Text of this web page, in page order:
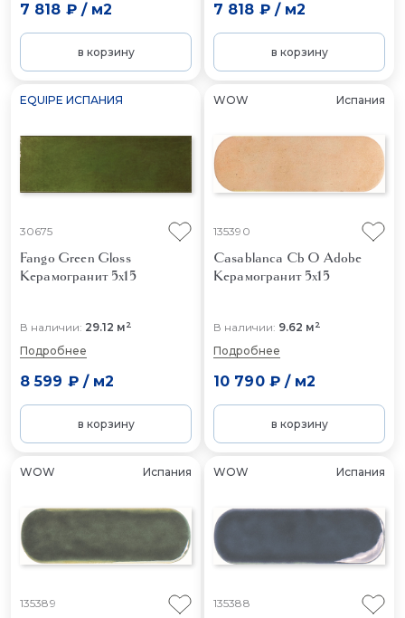
7 818 ₽/ м2
в корзину
7 818 ₽/ м2
в корзину
EQUIPE ИСПАНИЯ
30675
Fango Green Gloss
Керамогранит 5x15
В наличии: 29.12 м2
Подробнее
8 599 ₽/ м2
в корзину
WOW Испания
135390
Casablanca Cb O Adobe
Керамогранит 5x15
В наличии: 9.62 м2
Подробнее
10 790 ₽/ м2
в корзину
WOW Испания
135389
WOW Испания
135388